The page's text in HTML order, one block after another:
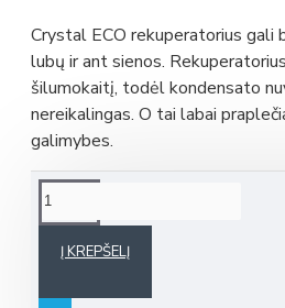
Crystal ECO rekuperatorius gali
lubų ir ant sienos.
šilumokaitį, todėl kondensato
nereikalingas. O tai labai
galimybes.
Į KREPŠELĮ